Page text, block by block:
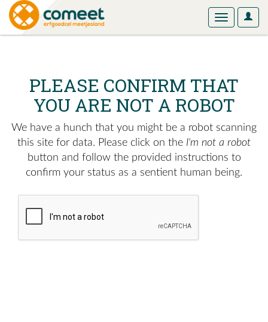
User
Toggle
PLEASE CONFIRM THAT
YOU ARE NOT A ROBOT
We have a hunch that you might be a robot scanning
this site for data. Please click on the I'm not a robot
button and follow the provided instructions to
confirm your status as a sentient human being.